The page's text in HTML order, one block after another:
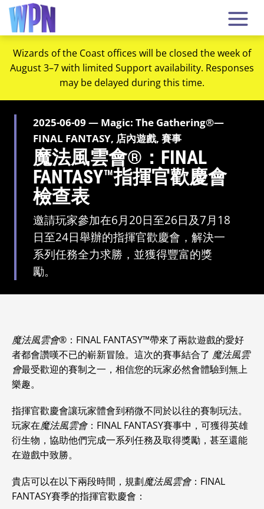
Wizards of the Coast offices will be closed the week of
August 3–7 with limited Support availability. Responses
may be delayed during this time.
2025-06-09 — Magic: The Gathering®—
FINAL FANTASY, 店內遊戲, 賽事
魔法風雲會®：FINAL
FANTASY™指揮官歡慶會
檢查表
邀請玩家參加在6月20日至26日及7月18
日至24日舉辦的指揮官歡慶會，解決一
系列任務全力求勝，並獲得豐富的獎
勵。
魔法風雲會® ：FINAL FANTASY™帶來了兩款遊戲的愛好
者都會讚嘆不已的嶄新冒險。這次的賽事結合了 魔法風雲
會最受歡迎的賽制之一，相信您的玩家必然會體驗到無上
樂趣。
指揮官歡慶會讓玩家體會到稍微不同於以往的賽制玩法。
玩家在魔法風雲會：FINAL FANTASY賽事中，可獲得英雄
衍生物，協助他們完成一系列任務及取得獎勵，甚至還能
在遊戲中致勝。
貴店可以在以下兩段時間，規劃魔法風雲會：FINAL
FANTASY賽季的指揮官歡慶會：